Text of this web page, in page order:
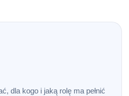
dla kogo i jaką rolę ma pełnić